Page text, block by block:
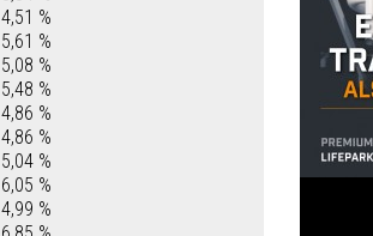
4,51 %
5,61 %
5,08 %
5,48 %
4,86 %
4,86 %
5,04 %
6,05 %
4,99 %